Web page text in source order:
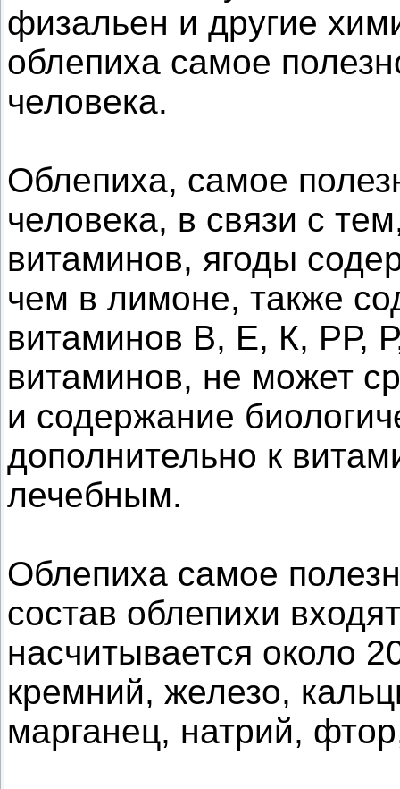
физальен и другие
облепиха самое
человека.
Облепиха, самое
человека, в связи с
витаминов, ягоды
чем в лимоне, также
витаминов В, Е, К, РР,
витаминов, не может
и содержание
дополнительно к
лечебным.
Облепиха самое
состав облепихи
насчитывается около
кремний, железо,
марганец, натрий,